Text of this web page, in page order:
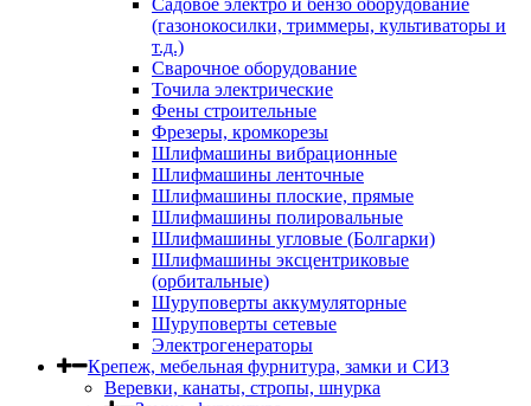
Садовое электро и бензо оборудование
(газонокосилки, триммеры, культиваторы и
т.д.)
Сварочное оборудование
Точила электрические
Фены строительные
Фрезеры, кромкорезы
Шлифмашины вибрационные
Шлифмашины ленточные
Шлифмашины плоские, прямые
Шлифмашины полировальные
Шлифмашины угловые (Болгарки)
Шлифмашины эксцентриковые
(орбитальные)
Шуруповерты аккумуляторные
Шуруповерты сетевые
Электрогенераторы
Крепеж, мебельная фурнитура, замки и СИЗ
Веревки, канаты, стропы, шнурка